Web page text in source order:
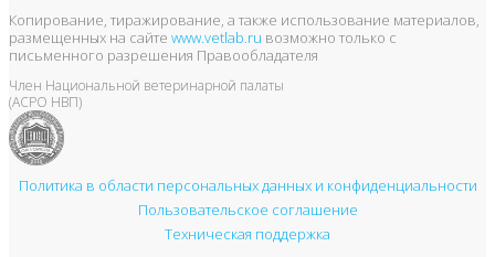
Копирование, тиражирование, а также использование материалов,
размещенных на сайте www.vetlab.ru возможно только с
письменного разрешения Правообладателя
Член Национальной ветеринарной палаты
(АСРО НВП)
Политика в области персональных данных и конфиденциальности
Пользовательское соглашение
Техническая поддержка